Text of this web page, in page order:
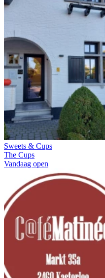
Sweets & Cups
The Cups
Vandaag open